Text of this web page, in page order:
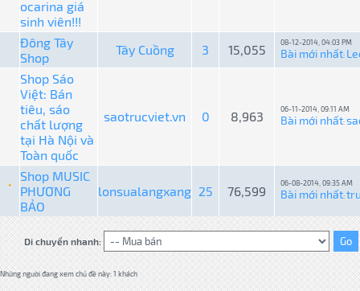
ocarina giá
sinh viên!!!
Đông Tây
Shop
Tây Cuồng 3 15,055 08-12-2014, 04:03 PM
Bài mới nhất:
Shop Sáo
Việt: Bán
tiêu, sáo
chất lượng
tại Hà Nội và
Toàn quốc
saotrucviet.vn 0 8,963 06-11-2014, 09:11 AM
Bài mới nhất:
Shop MUSIC
PHƯƠNG
BẢO
lonsualangxang 25 76,599
06-08-2014, 09:35 AM
Bài mới nhất:
Di chuyển nhanh:
Những người đang xem chủ đề này: 1 khách